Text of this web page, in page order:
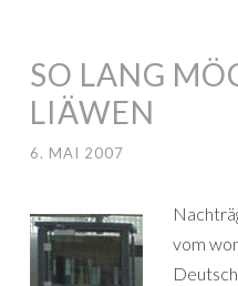
SO LANG
LIÄWEN
6. MAI 2007
vom